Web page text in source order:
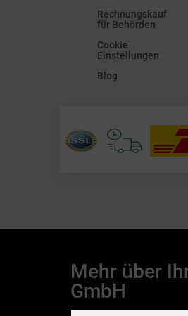
Rechnungskauf
für Behörden
Cookie
Einstellungen
Blog
Mehr über
GmbH